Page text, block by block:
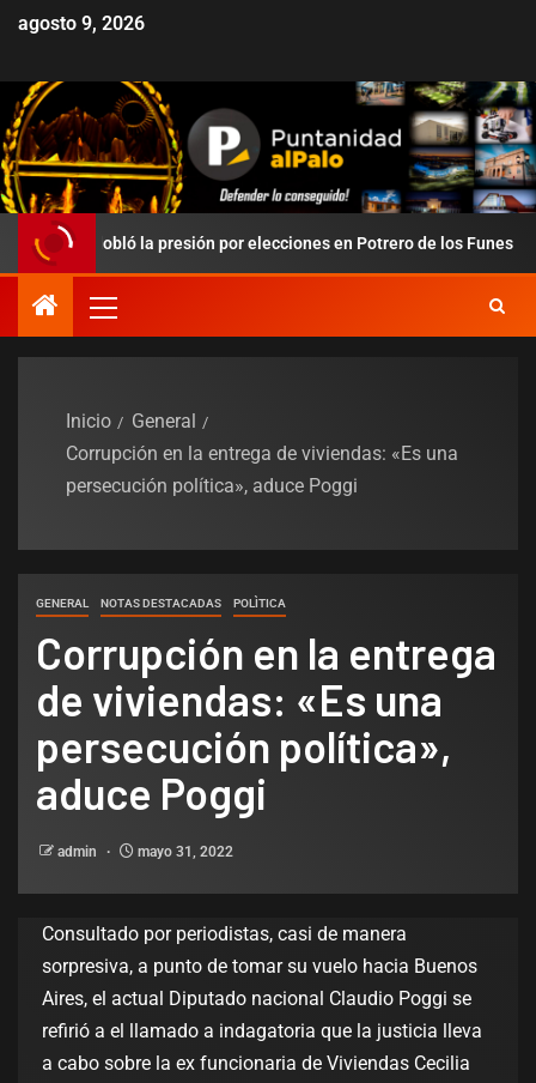
agosto 9, 2026
la presión por elecciones en Potrero de los Funes
Inicio
General
Corrupción en la entrega de viviendas: «Es una
persecución política», aduce Poggi
GENERAL NOTAS DESTACADAS POLÌTICA
Corrupción en la entrega
de viviendas: «Es una
persecución política»,
aduce Poggi
admin mayo 31, 2022
Consultado por periodistas, casi de manera
sorpresiva, a punto de tomar su vuelo hacia Buenos
Aires, el actual Diputado nacional Claudio Poggi se
refirió a el llamado a indagatoria que la justicia lleva
a cabo sobre la ex funcionaria de Viviendas Cecilia